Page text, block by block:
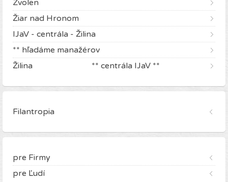
Zvolen
Žiar nad Hronom
IJaV - centrála - Žilina
** hľadáme manažérov
Žilina ** centrála IJaV **
Filantropia
pre Firmy
pre Ľudí